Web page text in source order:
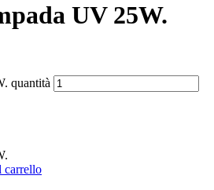
UV 25W.
quantità
carrello